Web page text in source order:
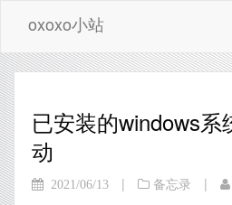
oxoxo小站
已安装的windows系
动
2021/06/13 | 备忘录 |